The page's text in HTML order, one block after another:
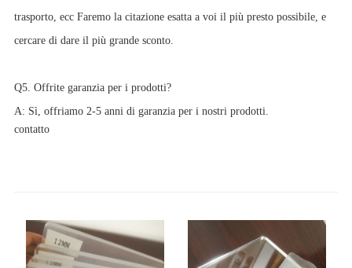
trasporto, ecc Faremo la citazione esatta a voi il più presto possibile, e
cercare di dare il più grande sconto.
Q5. Offrite garanzia per i prodotti?
A: Sì, offriamo 2-5 anni di garanzia per i nostri prodotti.
contatto